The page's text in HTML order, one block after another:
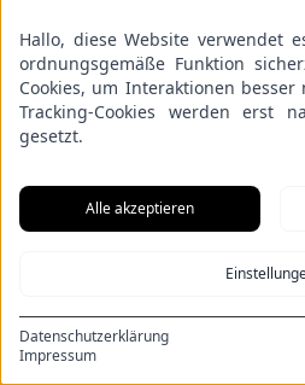
Datenschutzhinweise: Die
Auttomatic, USA (die
Spamüberprüfung übermittelt
Dienst Gravatar (ebenfalls
Kommentatoren dort ein Profilbild
hierzu , sowie generell zur
. Sie
Hallo, diese Website verwendet
ordnungsgemäße Funktion
Cookies, um Interaktionen
Tracking-Cookies werden erst
gesetzt.
Alle akzeptieren
Datenschutzerklärung
Impressum